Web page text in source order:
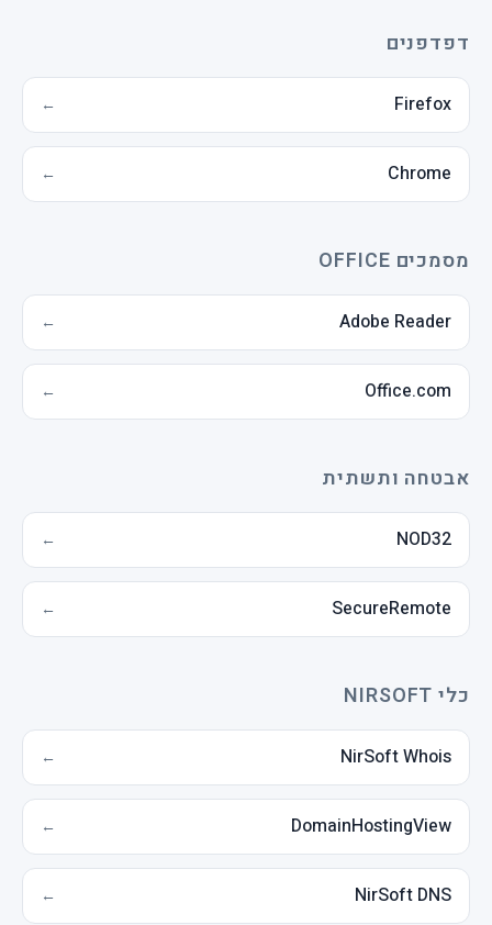
דפדפנים
Firefox
←
Chrome
←
מסמכים OFFICE
Adobe Reader
←
Office.com
←
אבטחה ותשתית
NOD32
←
SecureRemote
←
כלי NIRSOFT
NirSoft Whois
←
DomainHostingView
←
NirSoft DNS
←